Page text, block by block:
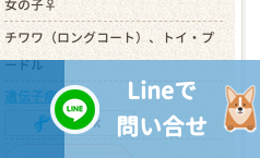
女の子♀
チワワ（ロングコート）、トイ・プ
ードル
遺伝子病検査
Lineで
問い合せ